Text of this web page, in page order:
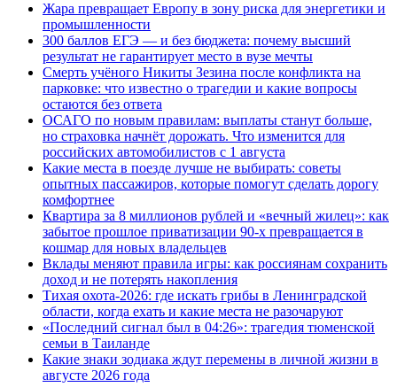
Жара превращает Европу в зону риска для энергетики и
промышленности
300 баллов ЕГЭ — и без бюджета: почему высший
результат не гарантирует место в вузе мечты
Смерть учёного Никиты Зезина после конфликта на
парковке: что известно о трагедии и какие вопросы
остаются без ответа
ОСАГО по новым правилам: выплаты станут больше,
но страховка начнёт дорожать. Что изменится для
российских автомобилистов с 1 августа
Какие места в поезде лучше не выбирать: советы
опытных пассажиров, которые помогут сделать дорогу
комфортнее
Квартира за 8 миллионов рублей и «вечный жилец»: как
забытое прошлое приватизации 90-х превращается в
кошмар для новых владельцев
Вклады меняют правила игры: как россиянам сохранить
доход и не потерять накопления
Тихая охота-2026: где искать грибы в Ленинградской
области, когда ехать и какие места не разочаруют
«Последний сигнал был в 04:26»: трагедия тюменской
семьи в Таиланде
Какие знаки зодиака ждут перемены в личной жизни в
августе 2026 года